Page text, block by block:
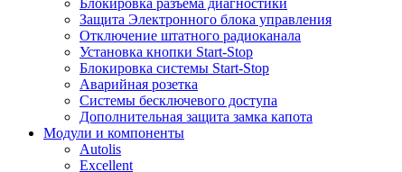
Блокировка разъема диагностики
Защита Электронного блока управления
Отключение штатного радиоканала
Установка кнопки Start-Stop
Блокировка системы Start-Stop
Аварийная розетка
Системы бесключевого доступа
Дополнительная защита замка капота
Модули и компоненты
Autolis
Excellent